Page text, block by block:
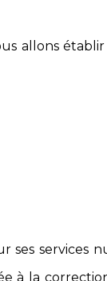
allons
services
à la